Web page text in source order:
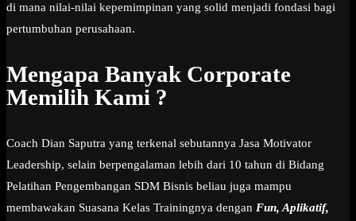
di mana nilai-nilai kepemimpinan yang solid menjadi fondasi bagi
pertumbuhan perusahaan.
Mengapa Banyak Corporate
Memilih Kami ?
Coach Dian Saputra yang terkenal sebutannya Jasa Motivator
Leadership, selain berpengalaman lebih dari 10 tahun di Bidang
Pelatihan Pengembangan SDM Bisnis beliau juga mampu
membawakan Suasana Kelas Trainingnya dengan Fun, Aplikatif,